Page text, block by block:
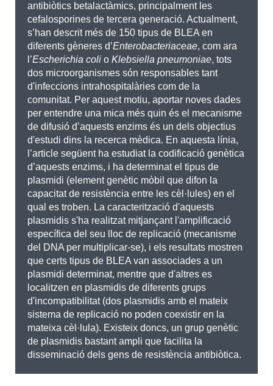
antibiòtics betalactàmics, principalment les
cefalosporines de tercera generació. Actualment,
s’han descrit més de 150 tipus de BLEA en
diferents gèneres d’Enterobacteriaceae, com ara
l’Escherichia coli o Klebsiella pneumoniae, tots
dos microorganismes són responsables tant
d'infeccions intrahospitalàries com de la
comunitat. Per aquest motiu, aportar noves dades
per entendre una mica més quin és el mecanisme
de difusió d’aquests enzims és un dels objectius
d'estudi dins la recerca mèdica. En aquesta línia,
l’article següent ha estudiat la codificació genètica
d’aquests enzims, i ha determinat el tipus de
plasmidi (element genètic mòbil que difon la
capacitat de resistència entre les cèl·lules) en el
qual es troben. La caracterització d'aquests
plasmidis s'ha realitzat mitjançant l'amplificació
específica del seu lloc de replicació (mecanisme
del DNA per multiplicar-se), i els resultats mostren
que certs tipus de BLEA van associades a un
plasmidi determinat, mentre que d'altres es
localitzen en plasmidis de diferents grups
d'incompatibilitat (dos plasmidis amb el mateix
sistema de replicació no poden coexistir en la
mateixa cèl·lula). Existeix doncs, un grup genètic
de plasmidis bastant ampli que facilita la
disseminació dels gens de resistència antibiòtica.